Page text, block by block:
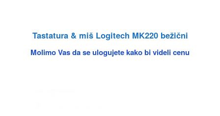
Tastatura & miš Logitech MK220 bežični
Molimo Vas da se ulogujete kako bi videli cenu